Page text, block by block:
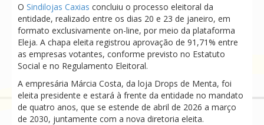
O Sindilojas Caxias concluiu o processo eleitoral da
entidade, realizado entre os dias 20 e 23 de janeiro, em
formato exclusivamente on-line, por meio da plataforma
Eleja. A chapa eleita registrou aprovação de 91,71% entre
as empresas votantes, conforme previsto no Estatuto
Social e no Regulamento Eleitoral.
A empresária Márcia Costa, da loja Drops de Menta, foi
eleita presidente e estará à frente da entidade no mandato
de quatro anos, que se estende de abril de 2026 a março
de 2030, juntamente com a nova diretoria eleita.